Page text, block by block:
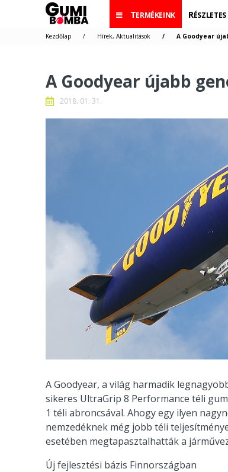
TERMÉKEINK
Kezdőlap Hírek, Aktualitások A Goodyear
A Goodyear újabb
2018. 01. 31.
A Goodyear, a világ harmadik
sikeres UltraGrip 8 Performance téli
1 téli abroncsával. Ahogy egy ilyen
nemzedéknek még jobb téli
esetében megtapasztalhatták a
Új fejlesztési bázis Finnországban